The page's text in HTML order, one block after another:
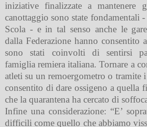
iniziative finalizzate a
canottaggio sono state fondamentali
Scola - e in tal senso anche le
dalla Federazione hanno consentito
sono stati coinvolti di sentirsi
famiglia remiera italiana. Tornare a
atleti su un remoergometro o
consentito di dare ossigeno a quella
che la quarantena ha cercato di
Infine una considerazione: “E’
difficili come quello che abbiamo